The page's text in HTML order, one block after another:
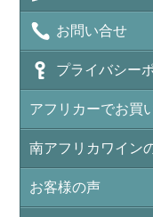
お問い合せ
プライバシー
アフリカーでお買
南アフリカワイン
お客様の声